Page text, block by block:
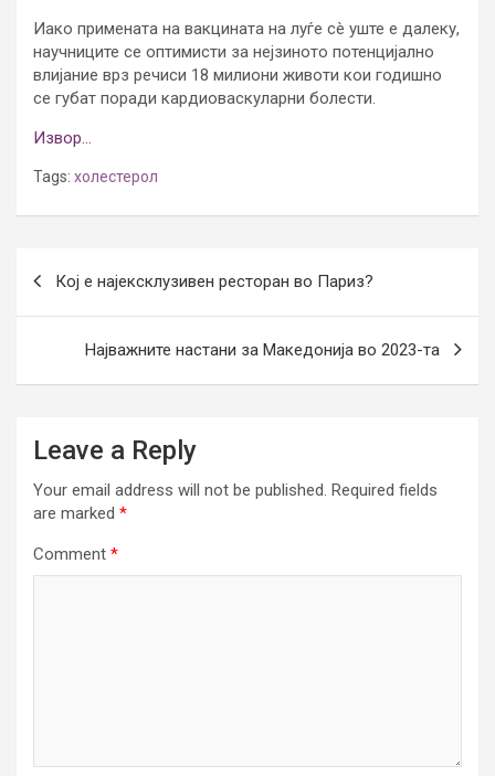
Иако примената на вакцината на луѓе сè уште е далеку,
научниците се оптимисти за нејзиното потенцијално
влијание врз речиси 18 милиони животи кои годишно
се губат поради кардиоваскуларни болести.
Извор…
Tags: холестерол
navigation
Кој е најексклузивен ресторан во Париз?
Најважните настани за Македонија во 2023-та
Leave a Reply
Your email address will not be published. Required fields
are marked *
Comment *